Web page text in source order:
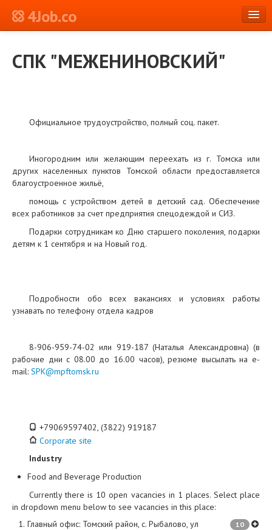
4Job.co
Log in or Register
СПК "МЕЖЕНИНОВСКИЙ"
Официальное трудоустройство, полный соц. пакет.
Иногородним или желающим переехать из г. Томска или
других населенных пунктов Томской области предоставляется
благоустроенное жильё,
помощь с устройством детей в детский сад. Обеспечение
всех работников за счет предприятия спецодеждой и СИЗ.
Подарки сотрудникам ко Дню старшего поколения, подарки
детям к 1 сентября и на Новый год.
Подробности обо всех вакансиях и условиях работы
узнавать по телефону отдела кадров
8-906-959-74-02 или 919-187 (Наталья Александровна) (в
рабочие дни с 08.00 до 16.00 часов), резюме высылать на e-
mail: SPK@mpftomsk.ru
+79069597402, (3822) 919187
Corporate site
Industry
Food and Beverage Production
Currently there is 10 open vacancies in 1 places. Select place
in dropdown menu below to see vacancies in this place:
1. Главный офис: Томский район, с. Рыбалово, ул
10